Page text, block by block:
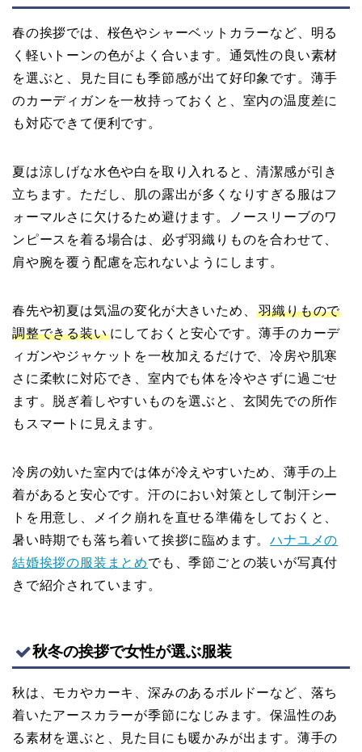
春の挨拶では、桜色やシャーベットカラーなど、明る
く軽いトーンの色がよく合います。通気性の良い素材
を選ぶと、見た目にも季節感が出て好印象です。薄手
のカーディガンを一枚持っておくと、室内の温度差に
も対応できて便利です。
夏は涼しげな水色や白を取り入れると、清潔感が引き
立ちます。ただし、肌の露出が多くなりすぎる服はフ
ォーマルさに欠けるため避けます。ノースリーブのワ
ンピースを着る場合は、必ず羽織りものを合わせて、
肩や腕を覆う配慮を忘れないようにします。
春先や初夏は気温の変化が大きいため、羽織りもので
調整できる装いにしておくと安心です。薄手のカーデ
ィガンやジャケットを一枚加えるだけで、冷房や肌寒
さに柔軟に対応でき、室内でも体を冷やさずに過ごせ
ます。脱ぎ着しやすいものを選ぶと、玄関先での所作
もスマートに見えます。
冷房の効いた室内では体が冷えやすいため、薄手の上
着があると安心です。汗のにおい対策として制汗シー
トを用意し、メイク崩れを直せる準備をしておくと、
暑い時期でも落ち着いて挨拶に臨めます。ハナユメの
結婚挨拶の服装まとめでも、季節ごとの装いが写真付
きで紹介されています。
秋冬の挨拶で女性が選ぶ服装
秋は、モカやカーキ、深みのあるボルドーなど、落ち
着いたアースカラーが季節になじみます。保温性のあ
る素材を選ぶと、見た目にも暖かみが出ます。薄手の